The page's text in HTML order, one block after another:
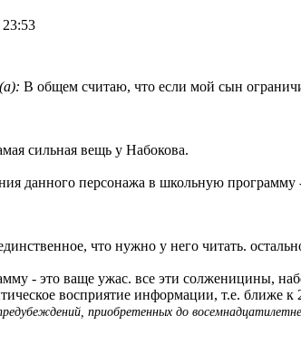
В общем считаю, что если мой сын
сильная вещь у Набокова.
данного персонажа в школьную
что нужно у него читать.
- это ваще ужас. все эти солженицины,
восприятие информации, т.е. ближе
приобретенных до